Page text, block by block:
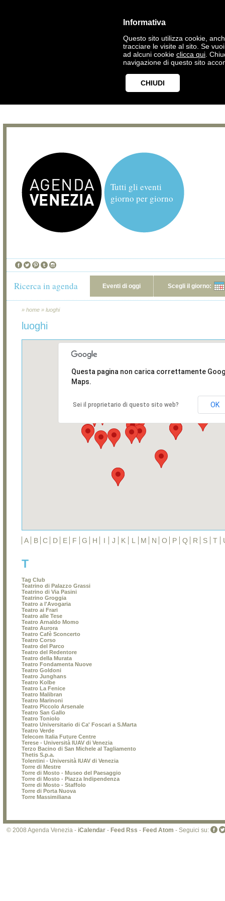
Informativa
Questo sito utilizza cookie,
tracciare le visite al sito. Se
ad alcuni cookie clicca qui .
navigazione di questo sito
CHIUDI
Tutti gli eventi
giorno per giorno
Ricerca in agenda Eventi di oggi Scegli il giorno:
» home » luoghi
luoghi
Questa pagina non carica correttamente
Maps.
Sei il proprietario di questo sito web? OK
A B C D E F G H I J K L M N O P Q R S T
T
Tag Club
Teatrino di Palazzo Grassi
Teatrino di Via Pasini
Teatrino Groggia
Teatro a l'Avogaria
Teatro ai Frari
Teatro alle Tese
Teatro Arnaldo Momo
Teatro Aurora
Teatro Cafè Sconcerto
Teatro Corso
Teatro del Parco
Teatro del Redentore
Teatro della Murata
Teatro Fondamenta Nuove
Teatro Goldoni
Teatro Junghans
Teatro Kolbe
Teatro La Fenice
Teatro Malibran
Teatro Marinoni
Teatro Piccolo Arsenale
Teatro San Gallo
Teatro Toniolo
Teatro Universitario di Ca' Foscari a S.Marta
Teatro Verde
Telecom Italia Future Centre
Terese - Università IUAV di Venezia
Terzo Bacino di San Michele al Tagliamento
Thetis S.p.a.
Tolentini - Università IUAV di Venezia
Torre di Mestre
Torre di Mosto - Museo del Paesaggio
Torre di Mosto - Piazza Indipendenza
Torre di Mosto - Staffolo
Torre di Porta Nuova
Torre Massimiliana
© 2008 Agenda Venezia - iCalendar - Feed Rss - Feed Atom - Seguici su: